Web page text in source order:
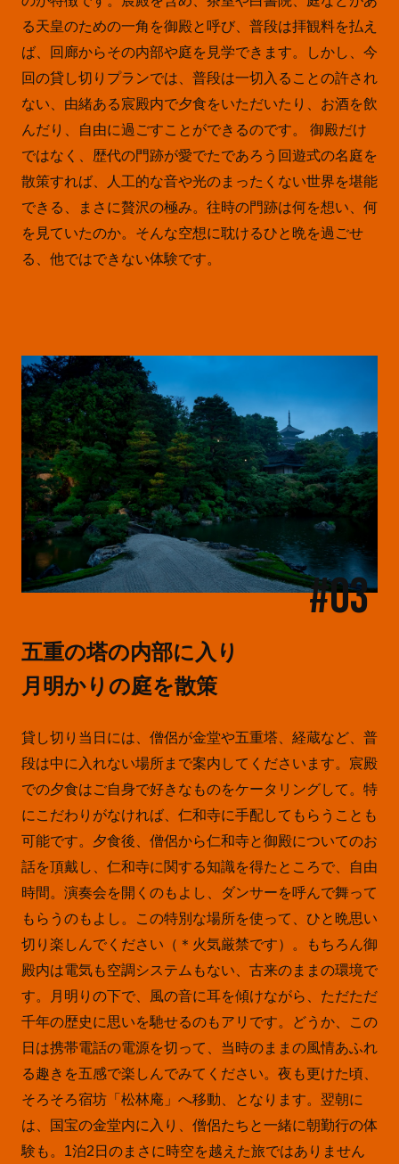
る天皇のための一角を御殿と呼び、普段は拝観料を払え
ば、回廊からその内部や庭を見学できます。しかし、今
回の貸し切りプランでは、普段は一切入ることの許され
ない、由緒ある宸殿内で夕食をいただいたり、お酒を飲
んだり、自由に過ごすことができるのです。 御殿だけ
ではなく、歴代の門跡が愛でたであろう回遊式の名庭を
散策すれば、人工的な音や光のまったくない世界を堪能
できる、まさに贅沢の極み。往時の門跡は何を想い、何
を見ていたのか。そんな空想に耽けるひと晩を過ごせ
る、他ではできない体験です。
#03
五重の塔の内部に入り
月明かりの庭を散策
貸し切り当日には、僧侶が金堂や五重塔、経蔵など、普
段は中に入れない場所まで案内してくださいます。宸殿
での夕食はご自身で好きなものをケータリングして。特
にこだわりがなければ、仁和寺に手配してもらうことも
可能です。夕食後、僧侶から仁和寺と御殿についてのお
話を頂戴し、仁和寺に関する知識を得たところで、自由
時間。演奏会を開くのもよし、ダンサーを呼んで舞って
もらうのもよし。この特別な場所を使って、ひと晩思い
切り楽しんでください（＊火気厳禁です）。もちろん御
殿内は電気も空調システムもない、古来のままの環境で
す。月明りの下で、風の音に耳を傾けながら、ただただ
千年の歴史に思いを馳せるのもアリです。どうか、この
日は携帯電話の電源を切って、当時のままの風情あふれ
る趣きを五感で楽しんでみてください。夜も更けた頃、
そろそろ宿坊「松林庵」へ移動、となります。翌朝に
は、国宝の金堂内に入り、僧侶たちと一緒に朝勤行の体
験も。1泊2日のまさに時空を越えた旅ではありません